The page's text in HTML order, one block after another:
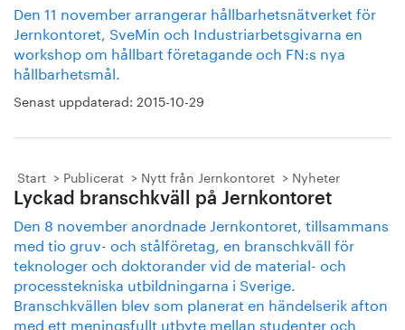
Den 11 november arrangerar hållbarhetsnätverket för
Jernkontoret, SveMin och Industriarbetsgivarna en
workshop om hållbart företagande och FN:s nya
hållbarhetsmål.
Senast uppdaterad: 2015-10-29
Start Publicerat Nytt från Jernkontoret Nyheter
Lyckad branschkväll på Jernkontoret
Den 8 november anordnade Jernkontoret, tillsammans
med tio gruv- och stålföretag, en branschkväll för
teknologer och doktorander vid de material- och
processtekniska utbildningarna i Sverige.
Branschkvällen blev som planerat en händelserik afton
med ett meningsfullt utbyte mellan studenter och